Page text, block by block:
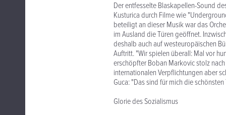
Der entfesselte Blaskapellen-Sound
Kusturica durch Filme wie
beteiligt an dieser Musik war das
im Ausland die Türen geöffnet.
deshalb auch auf westeuropäischen
Auftritt. "Wir spielen überall: Mal vor
erschöpfter Boban Markovic stolz
internationalen Verpflichtungen aber
Guca: "Das sind für mich die
Glorie des Sozialismus